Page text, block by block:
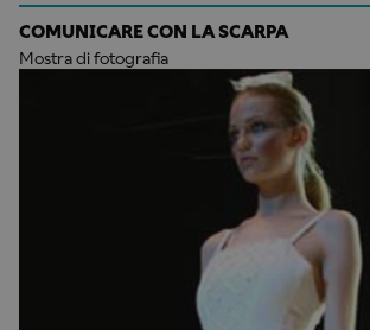
COMUNICARE CON LA SCARPA
Mostra di fotografia